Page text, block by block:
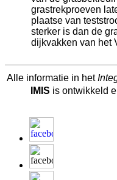
grastrekproeven
plaatse van
sterker is dan de
dijkvakken van het
Alle informatie in het
IMIS is ontwikkeld